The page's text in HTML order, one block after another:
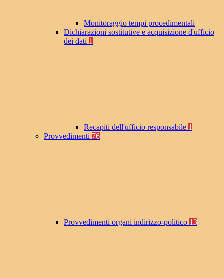
Monitoraggio tempi procedimentali
Dichiarazioni sostitutive e acquisizione d'ufficio
dei dati 1
Recapiti dell'ufficio responsabile 1
Provvedimenti 76
Provvedimenti organi indirizzo-politico 13